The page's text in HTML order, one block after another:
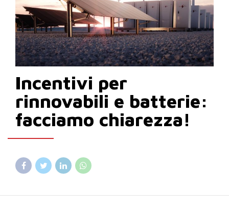
Incentivi per
rinnovabili e batterie:
facciamo chiarezza!